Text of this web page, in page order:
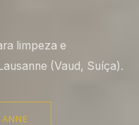
limpeza e
(Vaud, Suíça).